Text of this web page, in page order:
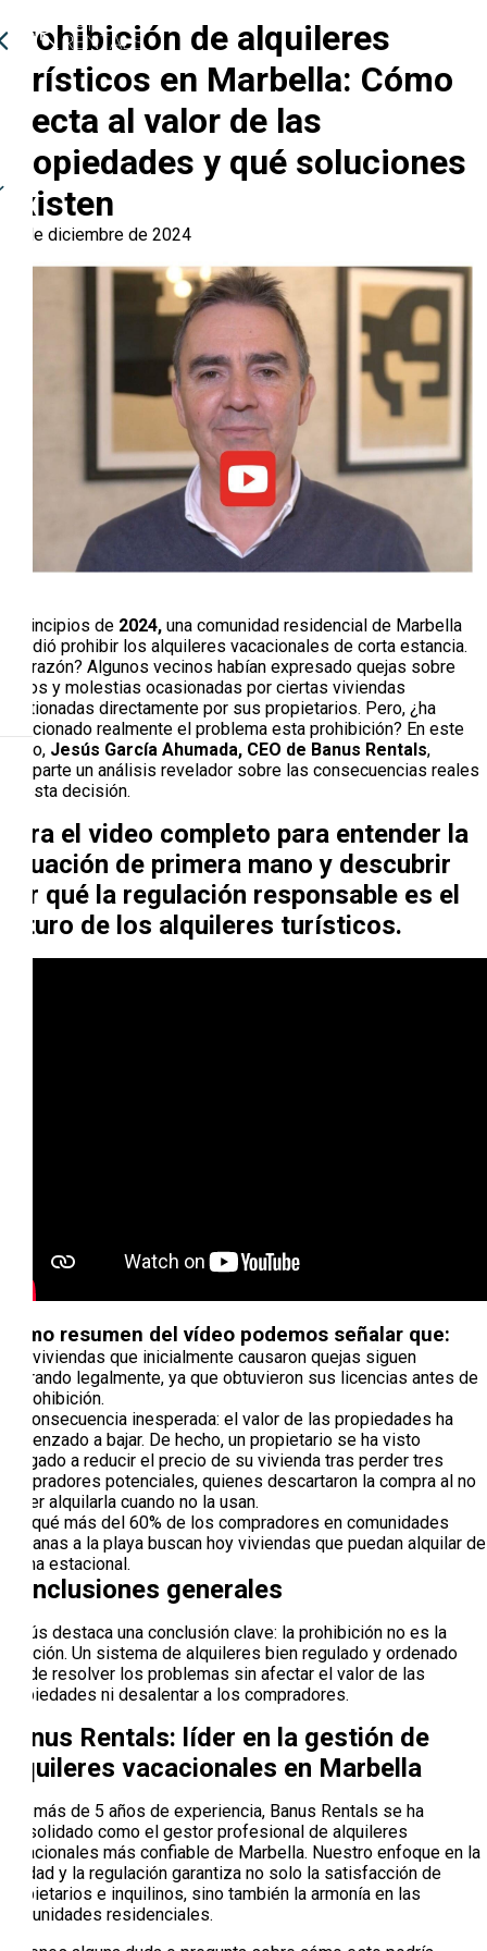
Prohibición de alquileres
turísticos en Marbella: Cómo
afecta al valor de las
propiedades y qué soluciones
existen
19 de diciembre de 2024
A principios de 2024, una comunidad residencial de Marbella
decidió prohibir los alquileres vacacionales de corta estancia.
¿La razón? Algunos vecinos habían expresado quejas sobre
ruidos y molestias ocasionadas por ciertas viviendas
gestionadas directamente por sus propietarios. Pero, ¿ha
solucionado realmente el problema esta prohibición? En este
video, Jesús García Ahumada, CEO de Banus Rentals,
comparte un análisis revelador sobre las consecuencias reales
de esta decisión.
Mira el video completo para entender la
situación de primera mano y descubrir
por qué la regulación responsable es el
futuro de los alquileres turísticos.
Como resumen del vídeo podemos señalar que:
Las viviendas que inicialmente causaron quejas siguen
operando legalmente, ya que obtuvieron sus licencias antes de
la prohibición.
La consecuencia inesperada: el valor de las propiedades ha
comenzado a bajar. De hecho, un propietario se ha visto
obligado a reducir el precio de su vivienda tras perder tres
compradores potenciales, quienes descartaron la compra al no
poder alquilarla cuando no la usan.
Por qué más del 60% de los compradores en comunidades
cercanas a la playa buscan hoy viviendas que puedan alquilar de
forma estacional.
Conclusiones generales
Jesús destaca una conclusión clave: la prohibición no es la
solución. Un sistema de alquileres bien regulado y ordenado
puede resolver los problemas sin afectar el valor de las
propiedades ni desalentar a los compradores.
Banus Rentals: líder en la gestión de
alquileres vacacionales en Marbella
Con más de 5 años de experiencia, Banus Rentals se ha
consolidado como el gestor profesional de alquileres
vacacionales más confiable de Marbella. Nuestro enfoque en la
calidad y la regulación garantiza no solo la satisfacción de
propietarios e inquilinos, sino también la armonía en las
comunidades residenciales.